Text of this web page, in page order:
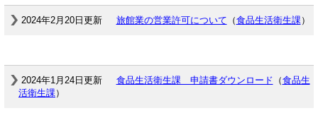
2024年2月20日更新 旅館業の営業許可について （食品生活衛生課）
2024年1月24日更新 食品生活衛生課 申請書ダウンロード （食品生
活衛生課）